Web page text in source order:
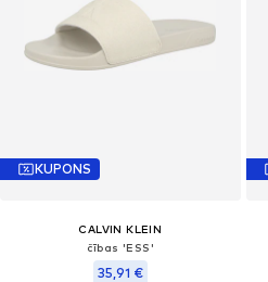
KUPONS
CALVIN KLEIN
čības 'ESS'
35,91 €